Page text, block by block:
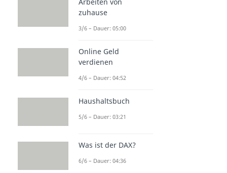
zuhause
3/6 – Dauer: 05:00
Online Geld
verdienen
4/6 – Dauer: 04:52
Haushaltsbuch
5/6 – Dauer: 03:21
Was ist der DAX?
6/6 – Dauer: 04:36